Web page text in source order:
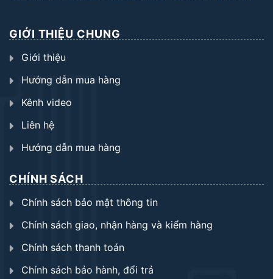
GIỚI THIỆU CHUNG
Giới thiệu
Hướng dẫn mua hàng
Kênh video
Liên hệ
Hướng dẫn mua hàng
CHÍNH SÁCH
Chính sách bảo mật thông tin
Chính sách giao, nhận hàng và kiểm hàng
Chính sách thanh toán
Chính sách bảo hành, đổi trả